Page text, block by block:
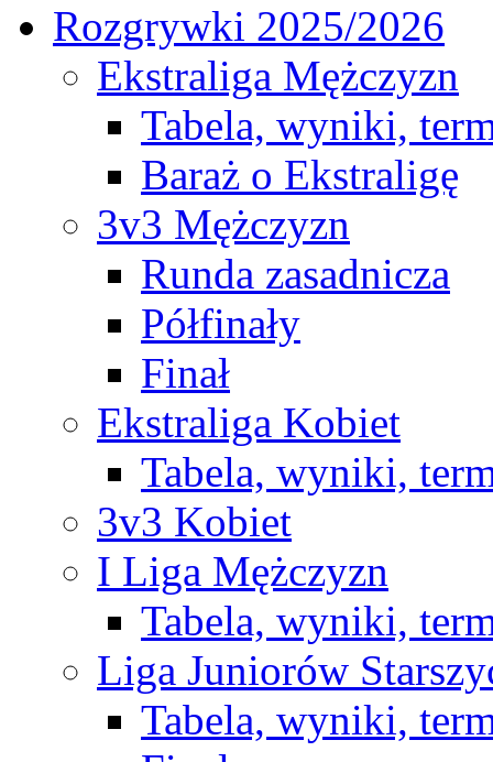
Rozgrywki 2025/2026
Ekstraliga Mężczyzn
Tabela, wyniki,
Baraż o Ekstraligę
3v3 Mężczyzn
Runda zasadnicza
Półfinały
Finał
Ekstraliga Kobiet
Tabela, wyniki,
3v3 Kobiet
I Liga Mężczyzn
Tabela, wyniki,
Liga Juniorów
Tabela, wyniki,